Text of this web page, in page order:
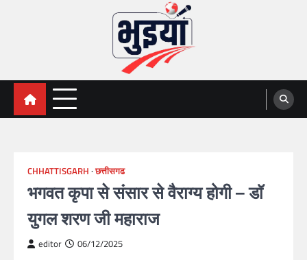
भुइयां, BHUIYAN, CG BHUIYAN
NEWS
BHUIYAN, CG BHUIYAN NEWS, KHASARA,छत्तीसगढ़ भू-
CHHATTISGARH छत्तीसगढ
भगवत कृपा से संसार से वैराग्य होगी – डॉ
युगल शरण जी महाराज
editor 06/12/2025